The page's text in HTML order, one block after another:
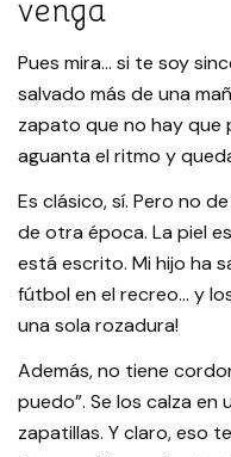
venga
Pues mira… si te soy
salvado más de una
zapato que no hay que
aguanta el ritmo y
Es clásico, sí. Pero no
de otra época. La piel
está escrito. Mi hijo ha
fútbol en el recreo… y
una sola rozadura!
Además, no tiene
puedo”. Se los calza en
zapatillas. Y claro, eso